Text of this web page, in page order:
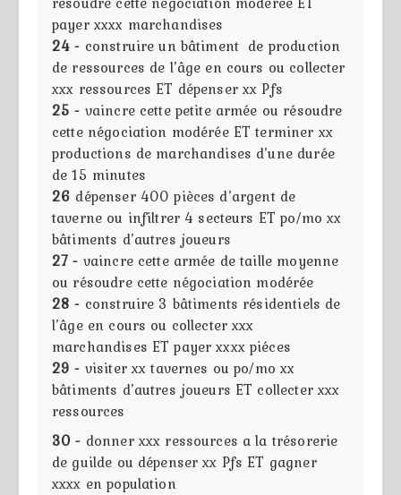
payer xxxx marchandises
24 - construire un bâtiment de production
de ressources de l’âge en cours ou collecter
xxx ressources ET dépenser xx Pfs
25 - vaincre cette petite armée ou résoudre
cette négociation modérée ET terminer xx
productions de marchandises d’une durée
de 15 minutes
26 dépenser 400 pièces d’argent de
taverne ou infiltrer 4 secteurs ET po/mo xx
bâtiments d’autres joueurs
27 - vaincre cette armée de taille moyenne
ou résoudre cette négociation modérée
28 - construire 3 bâtiments résidentiels de
l’âge en cours ou collecter xxx
marchandises ET payer xxxx piéces
29 - visiter xx tavernes ou po/mo xx
bâtiments d’autres joueurs ET collecter xxx
ressources
30 - donner xxx ressources a la trésorerie
de guilde ou dépenser xx Pfs ET gagner
xxxx en population